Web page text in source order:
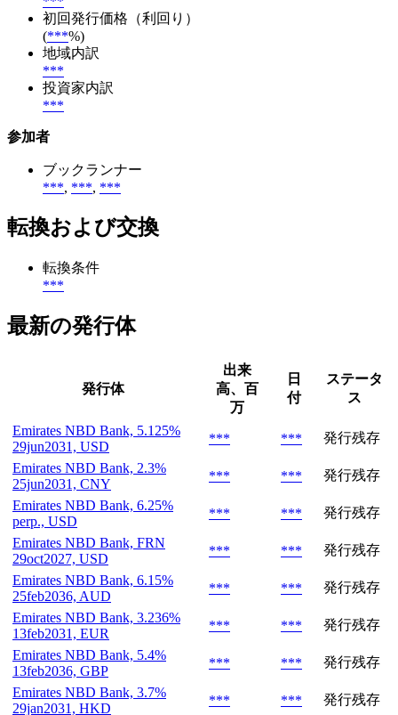
初回発行価格（利回り）
(***%)
地域内訳
***
投資家内訳
***
参加者
ブックランナー
***, ***, ***
転換および交換
転換条件
***
最新の発行体
発行体
出来
高、百
万
日
付
ステータ
ス
Emirates NBD Bank, 5.125%
29jun2031, USD
*** ***
発行残存
Emirates NBD Bank, 2.3%
25jun2031, CNY
*** ***
発行残存
Emirates NBD Bank, 6.25%
perp., USD
*** ***
発行残存
Emirates NBD Bank, FRN
29oct2027, USD
*** ***
発行残存
Emirates NBD Bank, 6.15%
25feb2036, AUD
*** ***
発行残存
Emirates NBD Bank, 3.236%
13feb2031, EUR
*** ***
発行残存
Emirates NBD Bank, 5.4%
13feb2036, GBP
*** ***
発行残存
Emirates NBD Bank, 3.7%
29jan2031, HKD
*** *** 発行残存